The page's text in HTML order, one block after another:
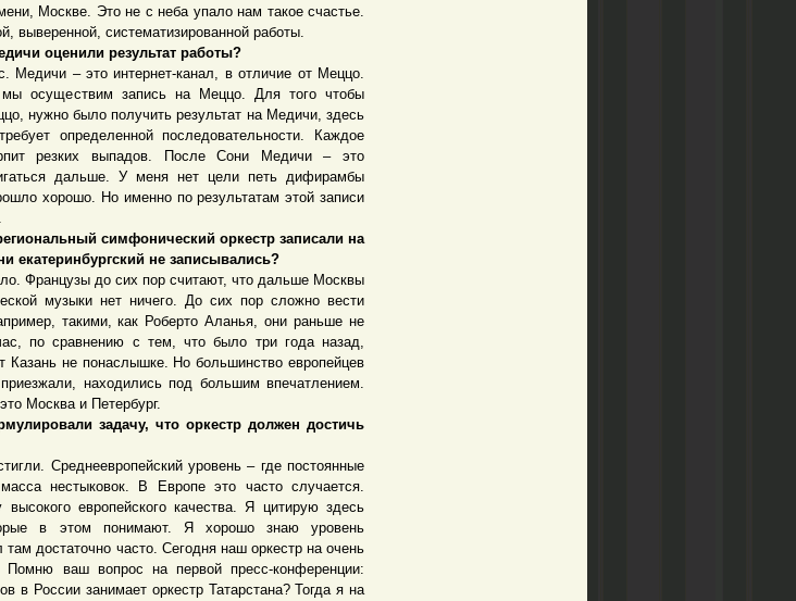
Москве. Это не с неба упало нам такое счастье.
выверенной, систематизированной работы.
оценили результат работы?
– это интернет-канал, в отличие от Меццо.
осуществим запись на Меццо. Для того чтобы
нужно было получить результат на Медичи, здесь
определенной последовательности. Каждое
резких выпадов. После Сони Медичи – это
дальше. У меня нет цели петь дифирамбы
хорошо. Но именно по результатам этой записи
симфонический оркестр записали на
екатеринбургский не записывались?
Французы до сих пор считают, что дальше Москвы
музыки нет ничего. До сих пор сложно вести
такими, как Роберто Аланья, они раньше не
по сравнению с тем, что было три года назад,
Казань не понаслышке. Но большинство европейцев
находились под большим впечатлением.
Москва и Петербург.
задачу, что оркестр должен достичь
Среднеевропейский уровень – где постоянные
нестыковок. В Европе это часто случается.
европейского качества. Я цитирую здесь
в этом понимают. Я хорошо знаю уровень
там достаточно часто. Сегодня наш оркестр на очень
Помню ваш вопрос на первой пресс-конференции:
в России занимает оркестр Татарстана? Тогда я на